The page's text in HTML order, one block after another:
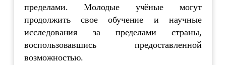
пределами. Молодые учёные могут
продолжить свое обучение и научные
исследования за пределами страны,
воспользовавшись предоставленной
возможностью.